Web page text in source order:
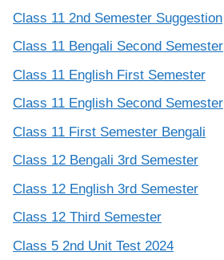
Class 11 2nd Semester Suggestion
Class 11 Bengali Second Semester
Class 11 English First Semester
Class 11 English Second Semester
Class 11 First Semester Bengali
Class 12 Bengali 3rd Semester
Class 12 English 3rd Semester
Class 12 Third Semester
Class 5 2nd Unit Test 2024